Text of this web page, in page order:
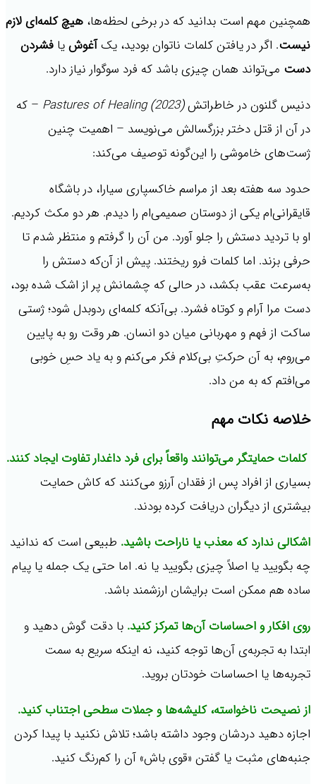
همچنین مهم است بدانید که در برخی لحظه‌ها، هیچ کلمه‌ای لازم
نیست. اگر در یافتن کلمات ناتوان بودید، یکآغوشیا فشردن
دست می‌تواند همان چیزی باشد که فرد سوگوار نیاز دارد.
دنیس گلنون در خاطراتشPastures of Healing (2023) – که
در آن از قتل دختر بزرگسالش می‌نویسد – اهمیت چنین
ژست‌های خاموشی را این‌گونه توصیف می‌کند:
حدود سه هفته بعد از مراسم خاکسپاری سیارا، در باشگاه
قایقرانی‌ام یکی از دوستان صمیمی‌ام را دیدم. هر دو مکث کردیم.
او با تردید دستش را جلو آورد. من آن را گرفتم و منتظر شدم تا
حرفی بزند. اما کلمات فرو ریختند. پیش از آن‌که دستش را
به‌سرعت عقب بکشد، در حالی که چشمانش پر از اشک شده بود،
دست مرا آرام و کوتاه فشرد. بی‌آنکه کلمه‌ای ردوبدل شود؛ ژستی
ساکت از فهم و مهربانی میان دو انسان. هر وقت رو به پایین
می‌روم، به آن حرکتِ بی‌کلام فکر می‌کنم و به یاد حسِ خوبی
می‌افتم که به من داد.
خلاصه نکات مهم
کلمات حمایتگر می‌توانند واقعاً برای فرد داغدار تفاوت ایجاد کنند.
بسیاری از افراد پس از فقدان آرزو می‌کنند که کاش حمایت
بیشتری از دیگران دریافت کرده بودند.
اشکالی ندارد که معذب یا ناراحت باشید. طبیعی است که ندانید
چه بگویید یا اصلاً چیزی بگویید یا نه. اما حتی یک جمله یا پیام
ساده هم ممکن است برایشان ارزشمند باشد.
روی افکار و احساسات آن‌ها تمرکز کنید. با دقت گوش دهید و
ابتدا به تجربه‌ی آن‌ها توجه کنید، نه اینکه سریع به سمت
تجربه‌ها یا احساسات خودتان بروید.
از نصیحت‌ ناخواسته، کلیشه‌ها و جملات سطحی اجتناب کنید.
اجازه دهید دردشان وجود داشته باشد؛ تلاش نکنید با پیدا کردن
جنبه‌های مثبت یا گفتن «قوی باش» آن را کم‌رنگ کنید.